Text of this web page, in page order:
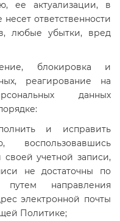
ее актуализации, в
ответственности
любые убытки, вред
блокировка и
реагирование на
данных
и исправить
воспользовавшись
учетной записи,
не достаточны по
направления
электронной почты
Политике;